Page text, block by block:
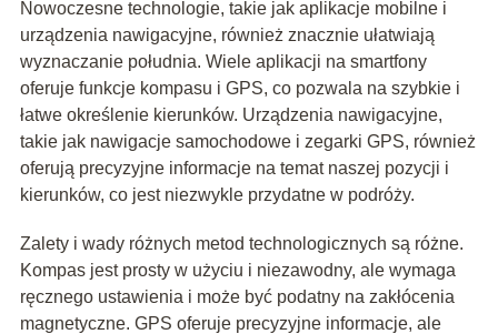
Nowoczesne technologie, takie jak aplikacje mobilne i
urządzenia nawigacyjne, również znacznie ułatwiają
wyznaczanie południa. Wiele aplikacji na smartfony
oferuje funkcje kompasu i GPS, co pozwala na szybkie i
łatwe określenie kierunków. Urządzenia nawigacyjne,
takie jak nawigacje samochodowe i zegarki GPS, również
oferują precyzyjne informacje na temat naszej pozycji i
kierunków, co jest niezwykle przydatne w podróży.
Zalety i wady różnych metod technologicznych są różne.
Kompas jest prosty w użyciu i niezawodny, ale wymaga
ręcznego ustawienia i może być podatny na zakłócenia
magnetyczne. GPS oferuje precyzyjne informacje, ale